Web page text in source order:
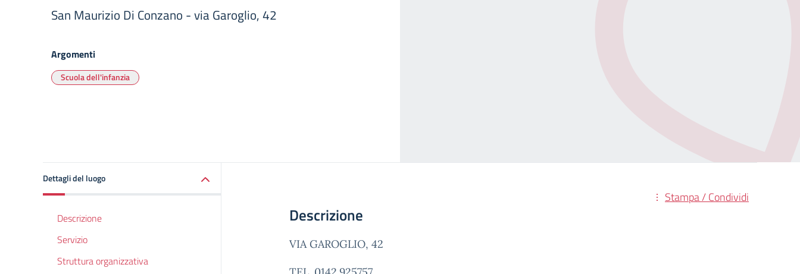
San Maurizio Di Conzano - via Garoglio, 42
Argomenti
Scuola dell'infanzia
Dettagli del luogo
Descrizione
Servizio
Struttura organizzativa
Stampa / Condividi
Descrizione
VIA GAROGLIO, 42